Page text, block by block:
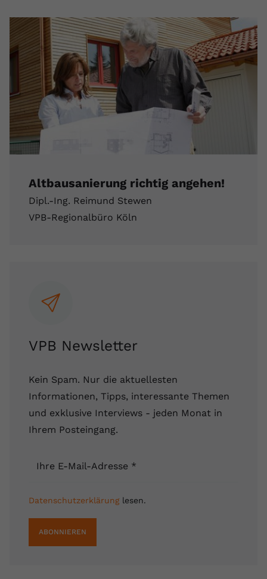
Altbausanierung richtig angehen!
Dipl.-Ing. Reimund Stewen
VPB-Regionalbüro Köln
VPB Newsletter
Kein Spam. Nur die aktuellesten
Informationen, Tipps, interessante Themen
und exklusive Interviews - jeden Monat in
Ihrem Posteingang.
Ihre E-Mail-Adresse *
Datenschutzerklärunglesen.
ABONNIEREN